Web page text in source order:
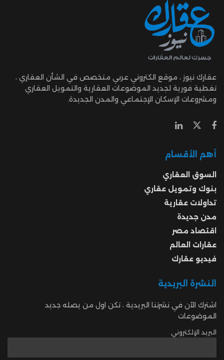
عقارك نيوز ، موقع الكتروني عربي متخصص في الشأن العقاري ،
تغطية فورية لجديد الموضوعات العقارية والتمويل العقاري
ومشروعات الإسكان الإجتماعي والمدن الجديدة.
أهم الأقسام
السوق العقاري
بنوك وتمويل عقاري
تداولات عقارية
مدن جديدة
اقتصاد مصر
عقارات العالم
فيديو عقارك
النشرة البريدية
اشترك الآن في نشرتنا البريدية ، تكن اول من يصله جديد
الموضوعات
البريد الإلكتروني